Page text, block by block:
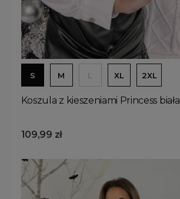
S M L XL 2XL
Koszula z kieszeniami Princess biała
109,99 zł